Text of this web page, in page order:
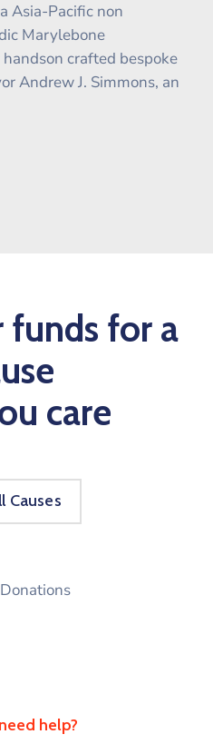
Asia-Pacific non
Marylebone
crafted bespoke
Andrew J. Simmons, an
funds for a
care
Causes
help?